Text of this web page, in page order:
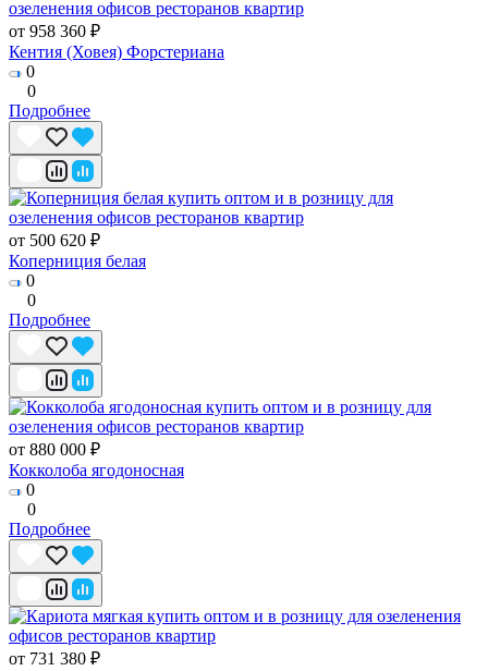
от 958 360 ₽
Кентия (Ховея) Форстериана
0
0
Подробнее
от 500 620 ₽
Коперниция белая
0
0
Подробнее
от 880 000 ₽
Кокколоба ягодоносная
0
0
Подробнее
от 731 380 ₽